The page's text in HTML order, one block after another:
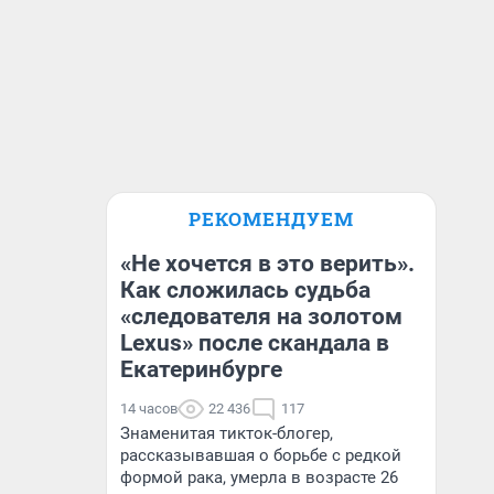
РЕКОМЕНДУЕМ
«Не хочется в это верить».
Как сложилась судьба
«следователя на золотом
Lexus» после скандала в
Екатеринбурге
14 часов 22 436 117
Знаменитая тикток-блогер,
рассказывавшая о борьбе с редкой
формой рака, умерла в возрасте 26